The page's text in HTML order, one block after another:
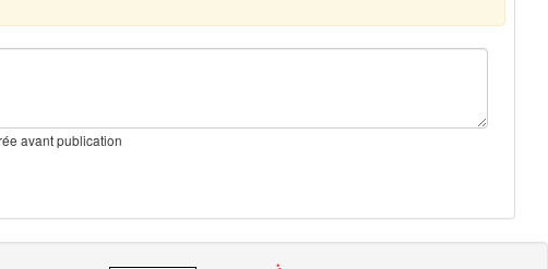
avant publication